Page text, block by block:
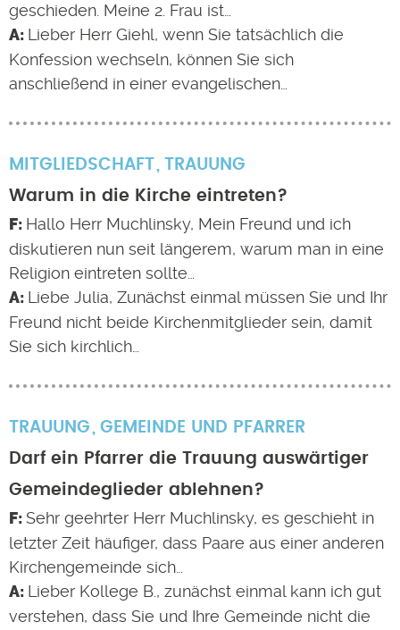
geschieden. Meine 2. Frau ist…
Lieber Herr Giehl, wenn Sie tatsächlich die
Konfession wechseln, können Sie sich
anschließend in einer evangelischen…
MITGLIEDSCHAFT TRAUUNG
Warum in die Kirche eintreten?
Hallo Herr Muchlinsky, Mein Freund und ich
diskutieren nun seit längerem, warum man in eine
Religion eintreten sollte…
Liebe Julia, Zunächst einmal müssen Sie und Ihr
Freund nicht beide Kirchenmitglieder sein, damit
Sie sich kirchlich…
TRAUUNG
GEMEINDE UND PFARRER
Darf ein Pfarrer die Trauung auswärtiger
Gemeindeglieder ablehnen?
Sehr geehrter Herr Muchlinsky, es geschieht in
letzter Zeit häufiger, dass Paare aus einer anderen
Kirchengemeinde sich…
Lieber Kollege B., zunächst einmal kann ich gut
verstehen, dass Sie und Ihre Gemeinde nicht die